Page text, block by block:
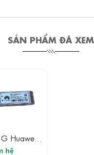
SẢN PHẨM ĐÃ XEM
Huawei
hệ